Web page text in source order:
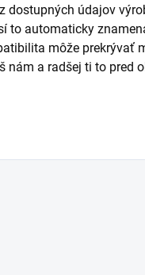
dostupných údajov
to automaticky
môže prekrývať
nám a radšej ti to pred